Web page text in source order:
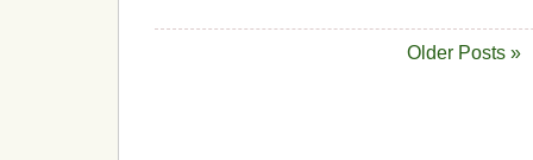
Older Posts »